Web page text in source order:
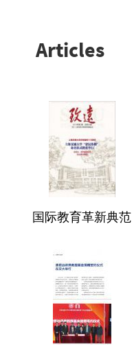
Articles
国际教育革新典范